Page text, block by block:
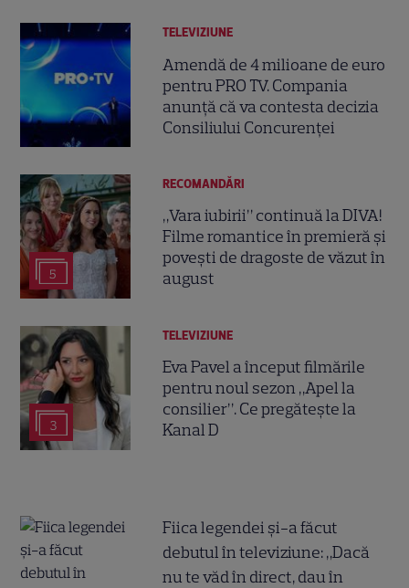
TELEVIZIUNE
Amendă de 4 milioane de euro
pentru PRO TV. Compania
anunță că va contesta decizia
Consiliului Concurenței
5
RECOMANDĂRI
„Vara iubirii” continuă la DIVA!
Filme romantice în premieră și
povești de dragoste de văzut în
august
3
TELEVIZIUNE
Eva Pavel a început filmările
pentru noul sezon „Apel la
consilier”. Ce pregătește la
Kanal D
Fiica legendei și-a făcut
debutul în televiziune: „Dacă
nu te văd în direct, dau în